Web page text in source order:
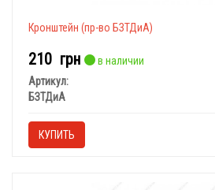
Кронштейн (пр-во БЗТДиА)
210 грн
в наличии
Артикул:
БЗТДиА
КУПИТЬ